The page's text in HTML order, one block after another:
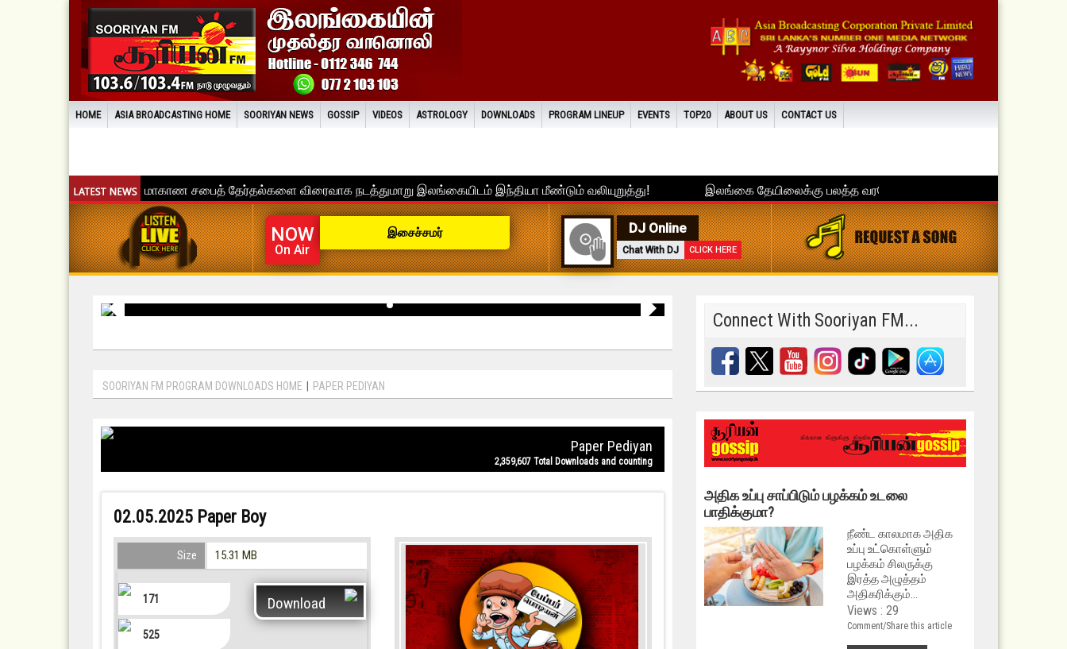
HOME ASIA BROADCASTING HOME SOORIYAN NEWS GOSSIP VIDEOS ASTROLOGY DOWNLOADS PROGRAM LINEUP EVENTS TOP20 ABOUT US CONTACT US
NOW
On Air
இசைச்சமர் DJ Online
Chat With DJ CLICK HERE
SOORIYAN FM PROGRAM DOWNLOADS HOME PAPER PEDIYAN
Paper Pediyan
2,359,607 Total Downloads and counting
02.05.2025 Paper Boy
Size 15.31 MB
171
525
Download
Connect With Sooriyan FM...
அதிக உப்பு சாப்பிடும் பழக்கம் உடலை
பாதிக்குமா?
நீண்ட காலமாக அதிக
உப்பு உட்கொள்ளும்
பழக்கம் சிலருக்கு
இரத்த அழுத்தம்
அதிகரிக்கும்...
Views : 29
Comment/Share this article